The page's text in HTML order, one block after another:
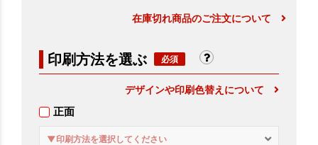
在庫切れ商品のご注文について
印刷方法を選ぶ
デザインや印刷色替えについて
正面
▼印刷方法を選択してください